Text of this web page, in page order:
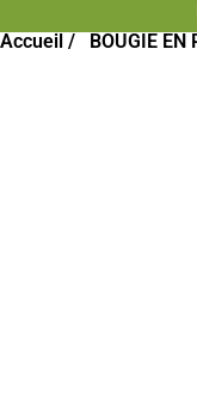
Accueil / BOUGIE EN